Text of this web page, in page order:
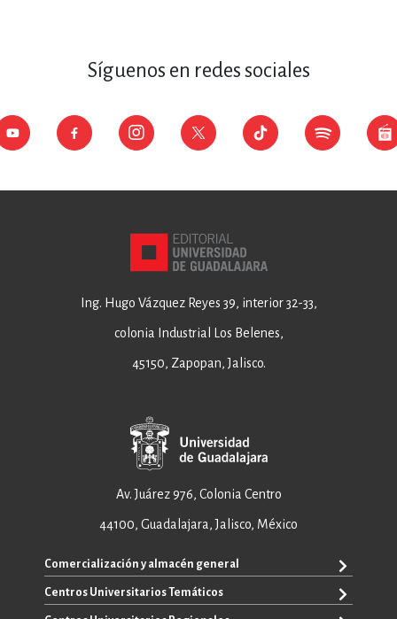
Síguenos en redes sociales
Ing. Hugo Vázquez Reyes 39, interior 32-33,
colonia Industrial Los Belenes,
45150, Zapopan, Jalisco.
Av. Juárez 976, Colonia Centro
44100, Guadalajara, Jalisco, México
Comercialización y almacén general
+52 33 3640 6326
Centros Universitarios Temáticos